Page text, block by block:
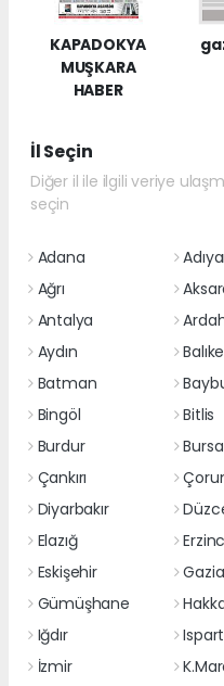
KAPADOKYA
MUŞKARA
HABER
İl Seçin
Diğer il ile ilgili veriye
seçin
Adana
Ağrı
Antalya
Aydın
Batman
Bingöl
Bitlis
Burdur
Bursa
Çankırı
Diyarbakır
Elazığ
Eskişehir
Gümüşhane
Iğdır
İzmir